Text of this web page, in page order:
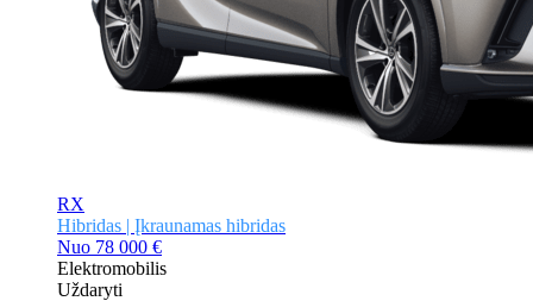
RX
Hibridas | Įkraunamas hibridas
Nuo 78 000 €
Elektromobilis
Uždaryti